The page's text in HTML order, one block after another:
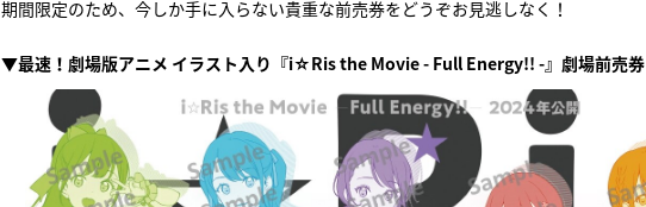
期間限定のため、今しか手に入らない貴重な前売券をどうぞお見逃しなく！
▼最速！劇場版アニメ イラスト入り『i☆Ris the Movie - Full Energy!! -』劇場前売券